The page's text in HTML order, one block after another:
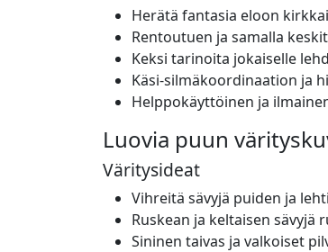
Herätä fantasia eloon
Rentoutuen ja samalla
Keksi tarinoita jokaiselle
Käsi-silmäkoordinaation ja
Helppokäyttöinen ja
Luovia puun
Väritysideat
Vihreitä sävyjä puiden ja
Ruskean ja keltaisen sävyjä
Sininen taivas ja valkoiset